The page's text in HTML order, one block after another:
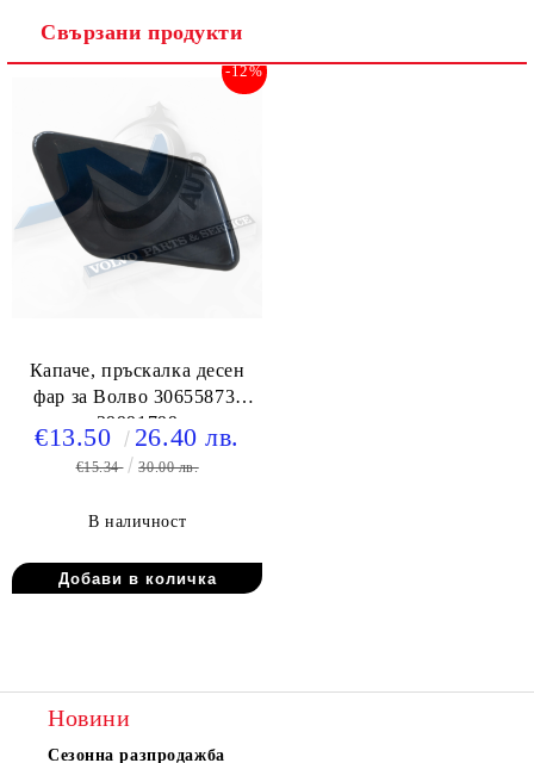
Ние ще се свържем с вас в рамките на работния ден.
Свързани продукти
Капаче, пръскалка десен
фар за Волво 30655873,
39991799
-12%
€13.50 26.40 лв.
€15.34 30.00 лв.
В наличност
Новини
Сезонна разпродажба